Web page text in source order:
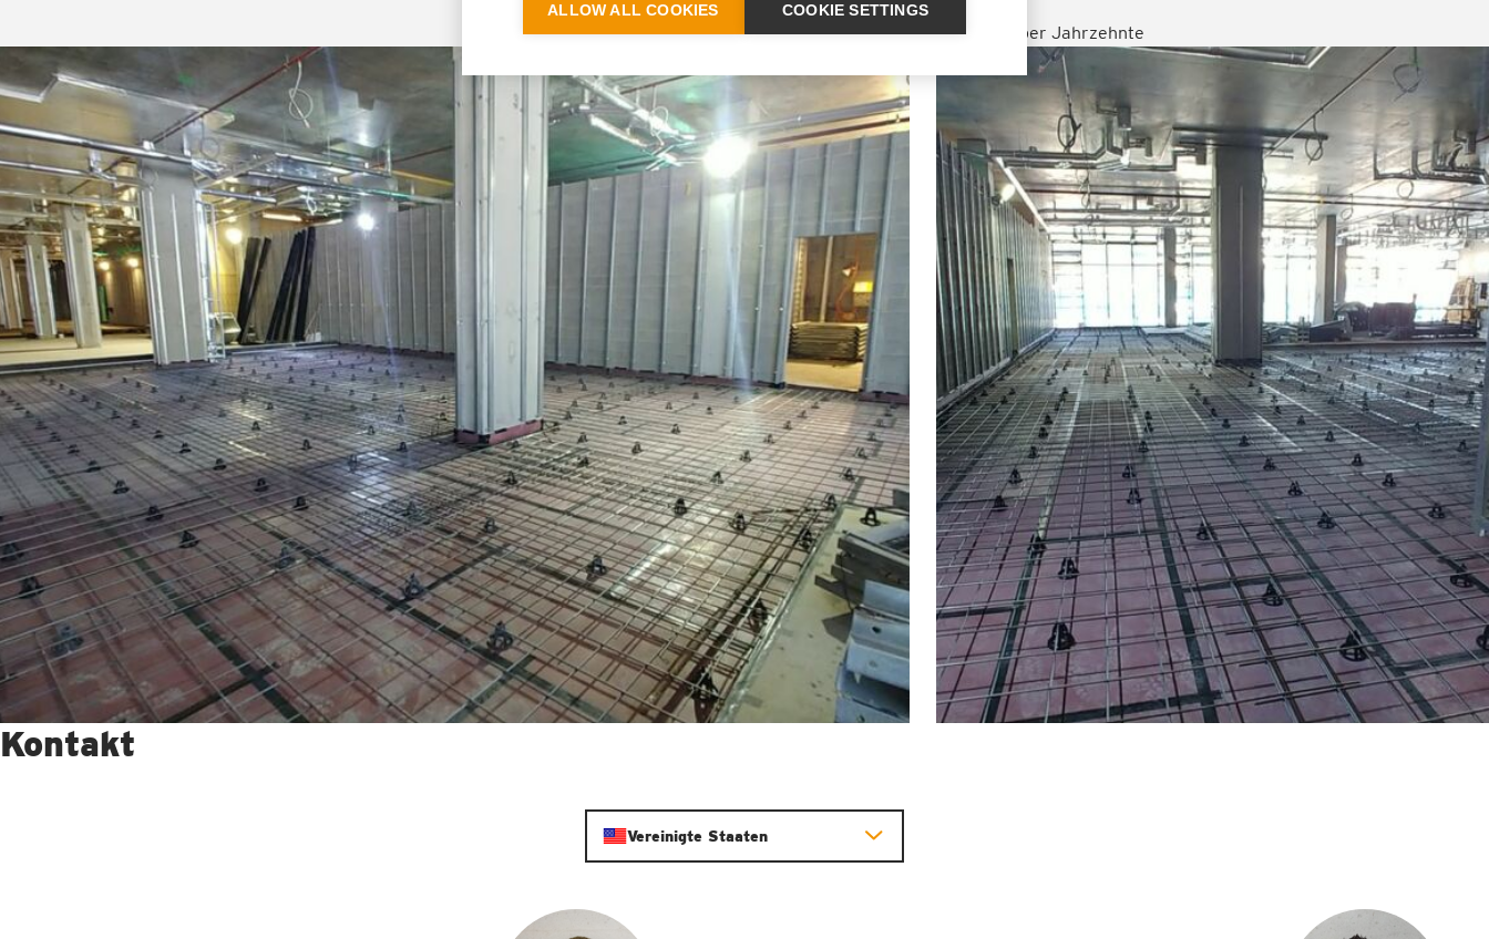
Hervorragende Alterungsbeständigkeit über Jahrzehnte
Kontakt
Vereinigte Staaten
ALLOW ALL COOKIES COOKIE SETTINGS